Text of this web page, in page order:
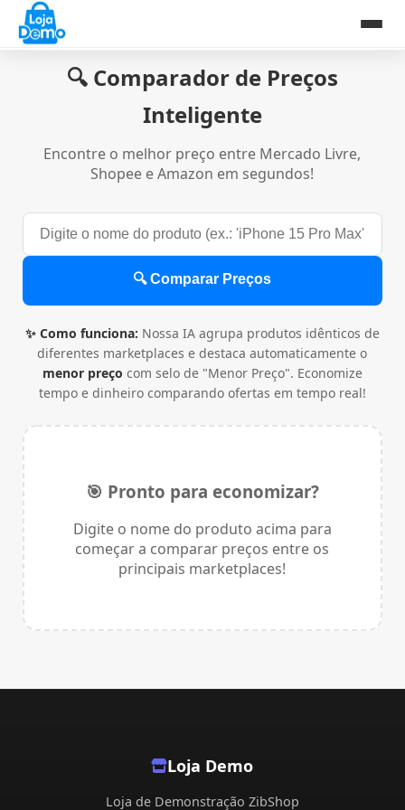
🔍 Comparador de Preços
Inteligente
Encontre o melhor preço entre Mercado Livre,
Shopee e Amazon em segundos!
🔍 Comparar Preços
✨ Como funciona: Nossa IA agrupa produtos idênticos de
diferentes marketplaces e destaca automaticamente o
menor preço com selo de "Menor Preço". Economize
tempo e dinheiro comparando ofertas em tempo real!
🎯 Pronto para economizar?
Digite o nome do produto acima para
começar a comparar preços entre os
principais marketplaces!
Loja Demo
Loja de Demonstração ZibShop